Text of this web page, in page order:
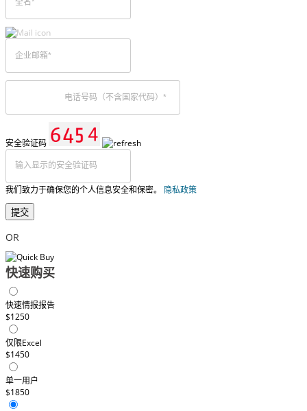
安全验证码
我们致力于确保您的个人信息安全和保密。 隐私政策
提交
OR
快速购买
快速情报报告
$1250
仅限Excel
$1450
单一用户
$1850